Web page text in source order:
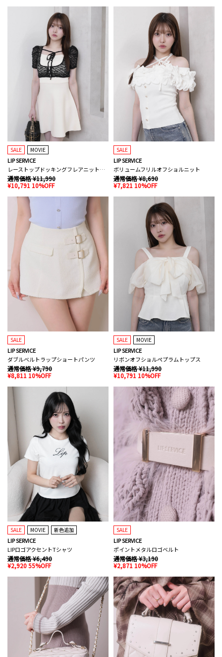
SALE MOVIE
LIP SERVICE
レーストップドッキングフレアニットワンピース
通常価格 ¥11,990
¥10,791 10%OFF
SALE
LIP SERVICE
ボリュームフリルオフショルニット
通常価格 ¥8,690
¥7,821 10%OFF
SALE
LIP SERVICE
ダブルベルトラップショートパンツ
通常価格 ¥9,790
¥8,811 10%OFF
SALE MOVIE
LIP SERVICE
リボンオフショルペプラムトップス
通常価格 ¥11,990
¥10,791 10%OFF
SALE MOVIE 新色追加
LIP SERVICE
LIPロゴアクセントTシャツ
通常価格 ¥6,490
¥2,920 55%OFF
SALE
LIP SERVICE
ポイントメタルロゴベルト
通常価格 ¥3,190
¥2,871 10%OFF